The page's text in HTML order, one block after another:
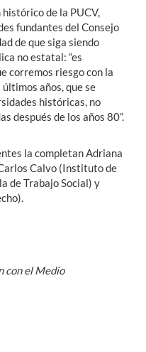
de la PUCV,
fundantes del Consejo
de que siga siendo
no estatal: “es
corremos riesgo con la
años, que se
históricas, no
después de los años 80”.
la completan Adriana
Calvo (Instituto de
de Trabajo Social) y
con el Medio